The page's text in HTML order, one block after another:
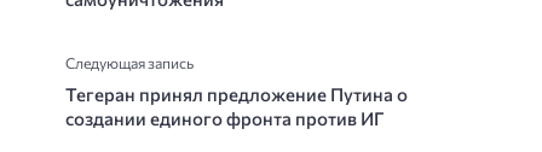
Следующая запись
Тегеран принял предложение Путина о
создании единого фронта против ИГ